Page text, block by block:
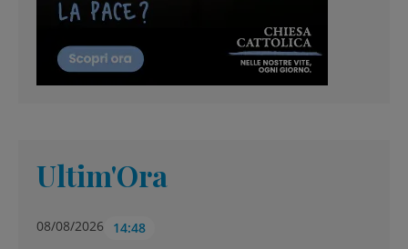
Ultim'Ora
08/08/2026 14:48